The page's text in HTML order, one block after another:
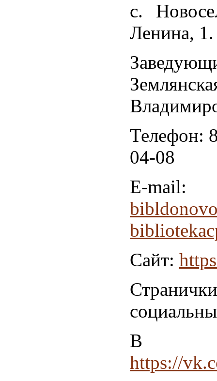
с.
Ленина, 1.
Телефон:
04-08
E-mail:
Сайт:
В
https://